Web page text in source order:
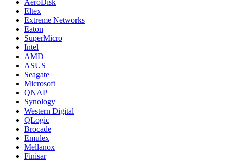
AeroDisk
Eltex
Extreme Networks
Eaton
SuperMicro
Intel
AMD
ASUS
Seagate
Microsoft
QNAP
Synology
Western Digital
QLogic
Brocade
Emulex
Mellanox
Finisar